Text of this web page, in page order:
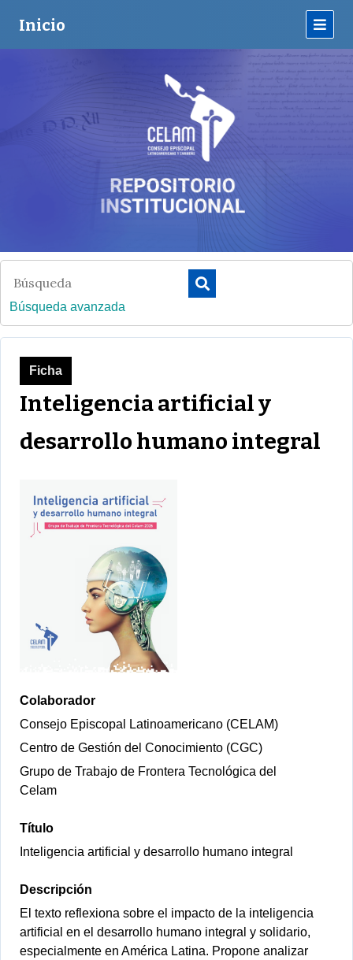
Inicio
Búsqueda avanzada
Inteligencia artificial y
desarrollo humano integral
Ficha
Colaborador
Consejo Episcopal Latinoamericano (CELAM)
Centro de Gestión del Conocimiento (CGC)
Grupo de Trabajo de Frontera Tecnológica del
Celam
Título
Inteligencia artificial y desarrollo humano integral
Descripción
El texto reflexiona sobre el impacto de la inteligencia
artificial en el desarrollo humano integral y solidario,
especialmente en América Latina. Propone analizar